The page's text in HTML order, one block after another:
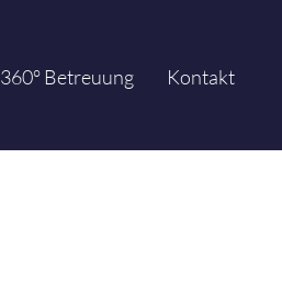
360° Betreuung Kontakt